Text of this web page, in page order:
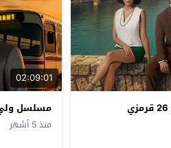
02:09:01
مسلسل ولي
منذ 5 أشهر